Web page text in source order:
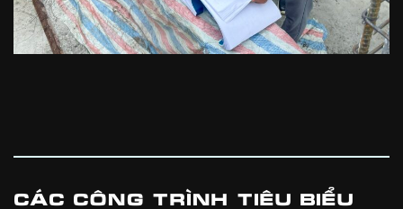
CÁC CÔNG TRÌNH TIÊU BIỂU